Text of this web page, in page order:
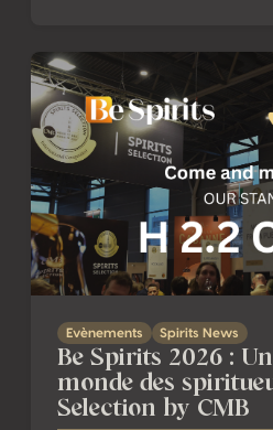
Be Spirits 2026 : Un tour du
Evènements Spirits News
Be Spirits 2026 :
monde des
Selection by CMB